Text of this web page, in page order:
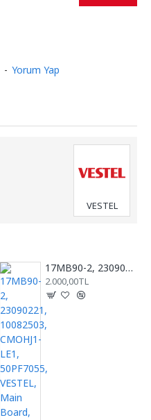
VESTEL
- Yorum Yap
17MB90-2, 23090221, 10082503, CMOHJ1-LE1, 50PF7055, VESTEL, Main Board, Anakart
2.000,00TL